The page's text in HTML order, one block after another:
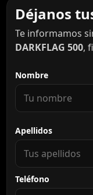
Déjanos
Te informamos
DARKFLAG 500,
Nombre
Apellidos
Teléfono